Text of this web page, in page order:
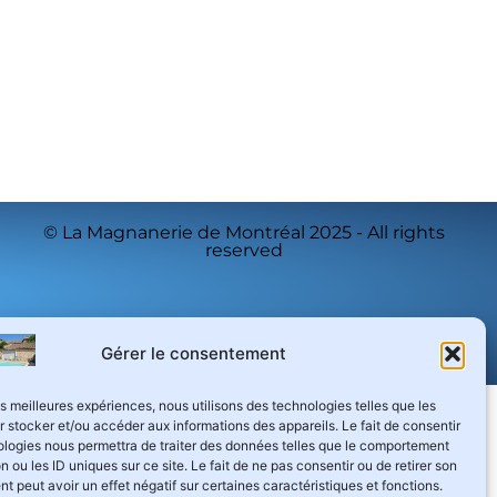
Gérer le consentement
meilleures expériences, nous utilisons des technologies telles que les
stocker et/ou accéder aux informations des appareils. Le fait de consentir
nous permettra de traiter des données telles que le comportement
ou les ID uniques sur ce site. Le fait de ne pas consentir ou de retirer son
peut avoir un effet négatif sur certaines caractéristiques et fonctions.
© La Magnanerie de Montréal 2025 - All rights
reserved